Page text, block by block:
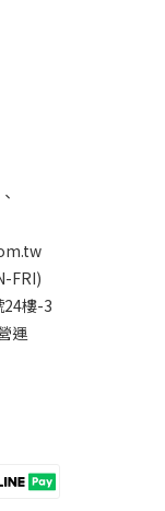
FRI)
24樓-3
運